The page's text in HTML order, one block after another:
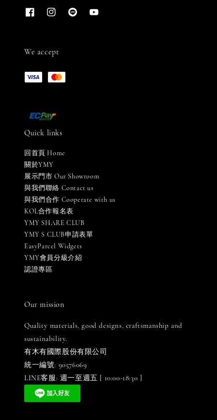
We accept
Quick links
回首頁 Home
關於YMY
展示門市 Our Showroom
與我們聯絡 Contact us
與我們合作 Cooperate with us
KOL合作報名表
YMY SHARE CLUB
YMY S CLUB申請表單
EasyParcel Widgets
YMY會員分級介紹
認證專區
Our mission
Quality materials, good designs, craftsmanship and
sustainability.
有木有國際股份有限公司
統一編號: 90576069
LINE客服: 週一至週五 [ 10:00-18:30 ]